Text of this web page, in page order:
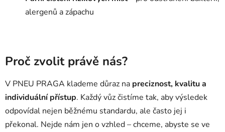
alergenů a zápachu
Proč zvolit právě nás?
V PNEU PRAGA klademe důraz na preciznost, kvalitu a
individuální přístup. Každý vůz čistíme tak, aby výsledek
odpovídal nejen běžnému standardu, ale často jej i
překonal. Nejde nám jen o vzhled – chceme, abyste se ve